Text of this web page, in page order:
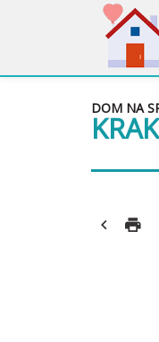
DOM NA